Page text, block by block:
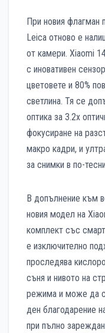
При новия флагман
Leica отново е
от камери. Xiaomi
с иновативен
цветовете и 80%
светлина. Тя се
оптика за 3.2х
фокусиране на
макро кадри, и
за снимки в по-
В допълнение към
новия модел на
комплект със
е изключително
проследява
съня и нивото на
режима и може да
ден благодарение
при пълно